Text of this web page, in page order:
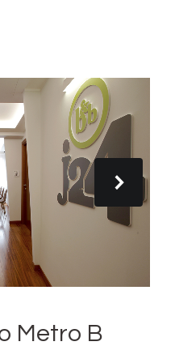
Metro B